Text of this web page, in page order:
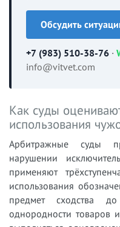
Обсудить
+7 (983) 510-38-76 ·
info@vitvet.com
Как суды
использования
Арбитражные суды
нарушении
применяют
использования
предмет сходства
однородности товаров